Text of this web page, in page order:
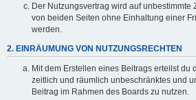
Der Nutzungsvertrag wird auf unbestimmte
von beiden Seiten ohne Einhaltung einer
werden.
2. EINRÄUMUNG VON NUTZUNGSRECHTEN
Mit dem Erstellen eines Beitrags erteilst du
zeitlich und räumlich unbeschränktes und
Beitrag im Rahmen des Boards zu nutzen.